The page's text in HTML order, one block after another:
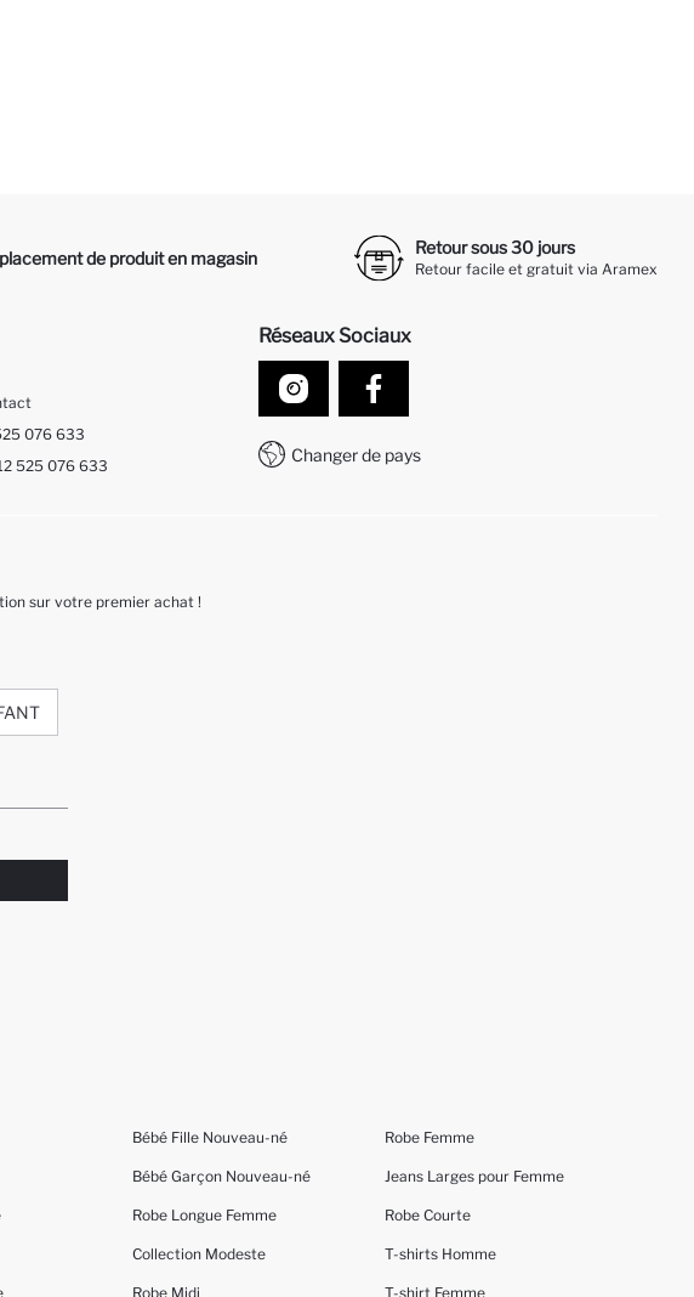
de produit en magasin
Retour sous 30 jours
Retour facile et gratuit via Aramex
076 633
525 076 633
Réseaux Sociaux
Changer de pays
sur votre premier achat !
Bébé Fille Nouveau-né
Bébé Garçon Nouveau-né
Robe Longue Femme
Collection Modeste
Robe Midi
Robe Femme
Jeans Larges pour Femme
Robe Courte
T-shirts Homme
T-shirt Femme